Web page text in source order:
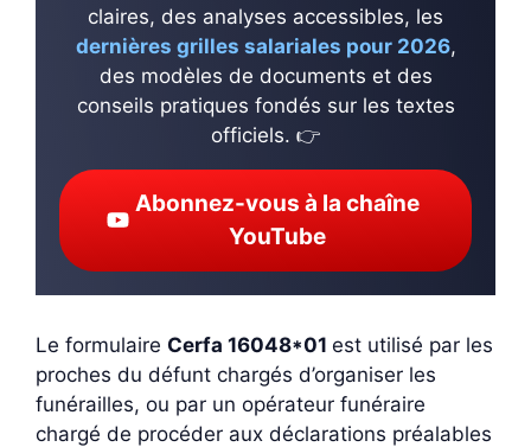
claires, des analyses accessibles, les
dernières grilles salariales pour 2026,
des modèles de documents et des
conseils pratiques fondés sur les textes
officiels. 👉
Abonnez-vous à la chaîne
YouTube
Le formulaire Cerfa 16048*01 est utilisé par les
proches du défunt chargés d’organiser les
funérailles, ou par un opérateur funéraire
chargé de procéder aux déclarations préalables